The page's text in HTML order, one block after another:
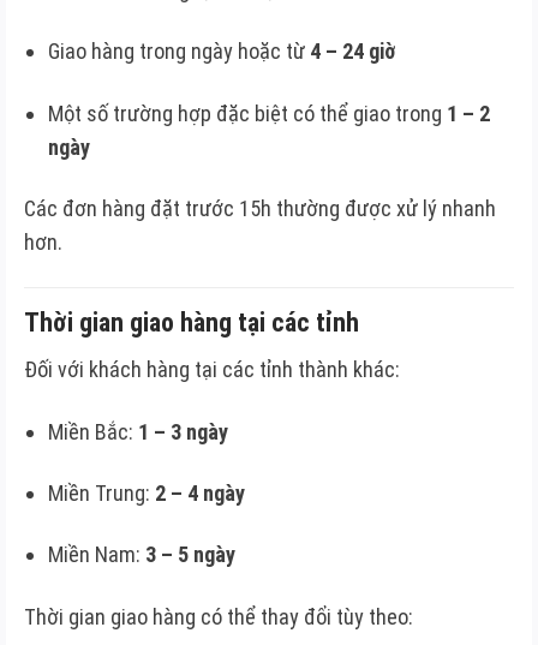
Giao hàng trong ngày hoặc từ 4 – 24 giờ
Một số trường hợp đặc biệt có thể giao trong 1 – 2
ngày
Các đơn hàng đặt trước 15h thường được xử lý nhanh
hơn.
Thời gian giao hàng tại các tỉnh
Đối với khách hàng tại các tỉnh thành khác:
Miền Bắc: 1 – 3 ngày
Miền Trung: 2 – 4 ngày
Miền Nam: 3 – 5 ngày
Thời gian giao hàng có thể thay đổi tùy theo: